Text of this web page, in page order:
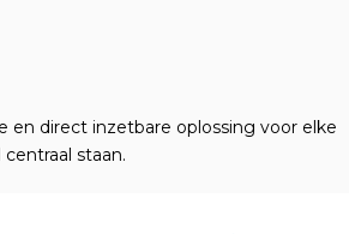
direct inzetbare oplossing voor elke
staan.